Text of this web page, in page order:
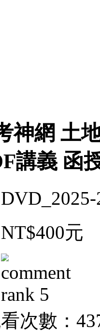
神網 土
講義 函
NT$400元
次數：